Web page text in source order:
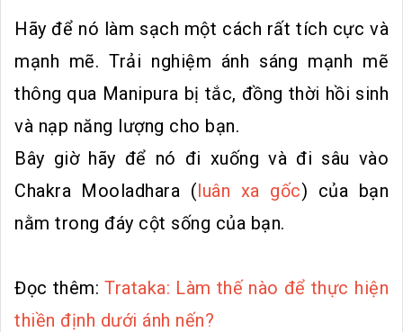
Hãy để nó làm sạch một cách rất tích cực và
mạnh mẽ. Trải nghiệm ánh sáng mạnh mẽ
thông qua Manipura bị tắc, đồng thời hồi sinh
và nạp năng lượng cho bạn.
Bây giờ hãy để nó đi xuống và đi sâu vào
Chakra Mooladhara (luân xa gốc) của bạn
nằm trong đáy cột sống của bạn.
Đọc thêm:Trataka: Làm thế nào để thực hiện
thiền định dưới ánh nến?